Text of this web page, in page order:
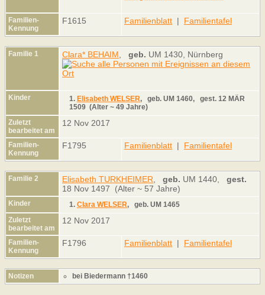
Familien-
Kennung
F1615 Familienblatt | Familientafel
Familie 1 Clara* BEHAIM geb. UM 1430, Nürnberg
Kinder 1. Elisabeth WELSER, geb. UM 1460, gest. 12 MÄR
1509 (Alter ~ 49 Jahre)
Zuletzt
bearbeitet am
12 Nov 2017
Familien-
Kennung
F1795 Familienblatt | Familientafel
Familie 2 Elisabeth TURKHEIMER geb. UM 1440, gest.
18 Nov 1497 (Alter ~ 57 Jahre)
Kinder 1. Clara WELSER, geb. UM 1465
Zuletzt
bearbeitet am
12 Nov 2017
Familien-
Kennung
F1796 Familienblatt | Familientafel
Notizen bei Biedermann †1460